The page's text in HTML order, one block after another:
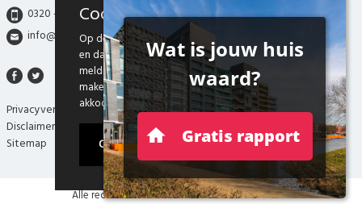
0320 - 280 280
info@abwonen.nl
Privacyverklaring
Disclaimer
Sitemap
Alle rechten voorbehouden AB wonen makelaars
Cookies
Op deze website maken we gebruik van cookies
en daarmee vergelijkbare technieken. Door deze
melding te sluiten, of door gebruik te blijven
maken van onze website weten we dat je hiermee
akkoord gaat.
Ok